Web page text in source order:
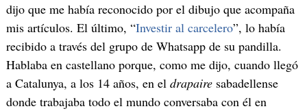
dijo que me había reconocido por el dibujo que acompaña
mis artículos. El último, “Investir al carcelero”, lo había
recibido a través del grupo de Whatsapp de su pandilla.
Hablaba en castellano porque, como me dijo, cuando llegó
a Catalunya, a los 14 años, en el drapairesabadellense
donde trabajaba todo el mundo conversaba con él en